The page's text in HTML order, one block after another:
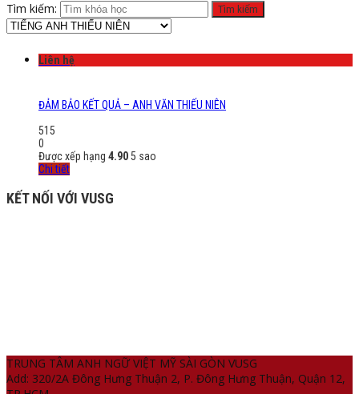
Tìm kiếm:
Liên hệ
ĐẢM BẢO KẾT QUẢ – ANH VĂN THIẾU NIÊN
515
0
Được xếp hạng 4.905 sao
Chi tiết
KẾT NỐI VỚI VUSG
TRUNG TÂM ANH NGỮ VIỆT MỸ SÀI GÒN VUSG
Add: 320/2A Đông Hưng Thuận 2, P. Đông Hưng Thuận, Quận 12,